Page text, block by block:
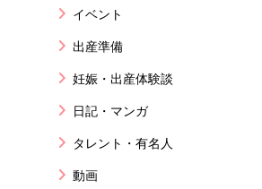
イベント
出産準備
妊娠・出産体験談
日記・マンガ
タレント・有名人
動画